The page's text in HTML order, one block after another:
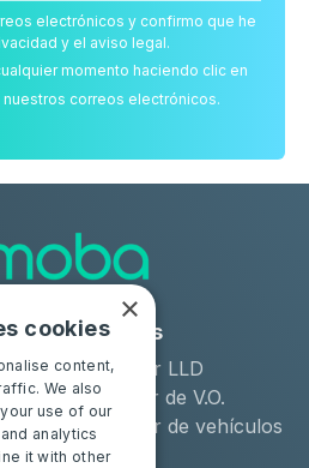
electrónicos y confirmo que he
y el aviso legal.
momento haciendo clic en
correos electrónicos.
Industrias
Arrendador LLD
Distribuidor de V.O.
Remarketer de vehículos
de ocasión
×
cookies
content,
We also
use of our
analytics
it with other